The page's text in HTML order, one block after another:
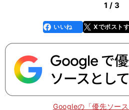
1 / 3
faceboo
k
いいね Xでポスト
Googleの「優先ソー